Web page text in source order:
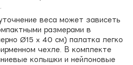
веса может зависеть
размерами в
Ø15 x 40 см) палатка легко
чехле. В комплекте
колышки и нейлоновые